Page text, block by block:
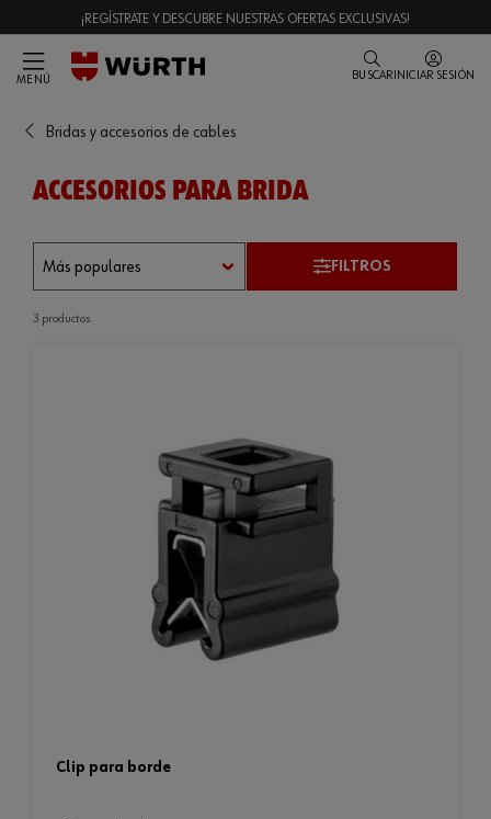
¡REGÍSTRATE Y DESCUBRE NUESTRAS OFERTAS EXCLUSIVAS!
MENÚ BUSCAR INICIAR SESIÓN
Bridas y accesorios de cables
ACCESORIOS PARA BRIDA
FILTROS
3 productos
clip para borde